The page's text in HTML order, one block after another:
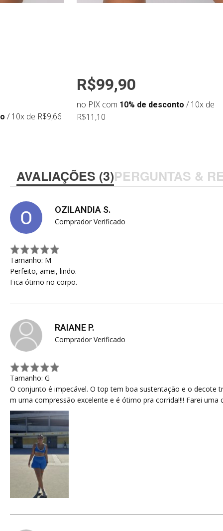
/ 10x de R$9,66
R$99,90
no PIX com 10% de desconto / 10x de
R$11,10
AVALIAÇÕES (3)PERGUNTAS &
OZILANDIA S.
Comprador Verificado
Tamanho: M
Perfeito, amei, lindo.
Fica ótimo no corpo.
RAIANE P.
Comprador Verificado
Tamanho: G
O conjunto é impecável. O top tem boa sustentação e o decote
m uma compressão excelente e é ótimo pra corrida!!!! Farei uma